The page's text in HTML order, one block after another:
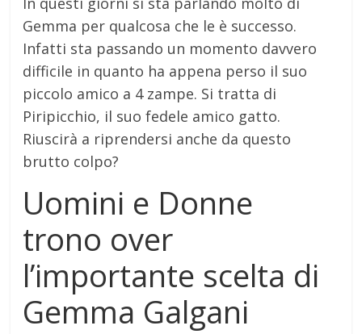
Gemma per qualcosa che le è successo.
Infatti sta passando un momento davvero
difficile in quanto ha appena perso il suo
piccolo amico a 4 zampe. Si tratta di
Piripicchio, il suo fedele amico gatto.
Riuscirà a riprendersi anche da questo
brutto colpo?
Uomini e Donne
trono over
l’importante scelta di
Gemma Galgani